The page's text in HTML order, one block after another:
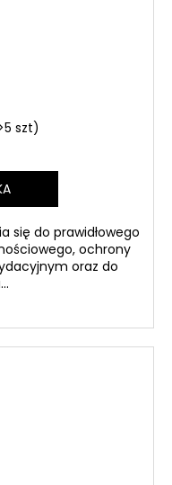
szt)
do prawidłowego
ochrony
oraz do